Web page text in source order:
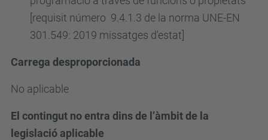
[requisit número 9.4.1.3 de la norma UNE-EN
301.549: 2019 missatges d'estat]
Carrega desproporcionada
No aplicable
El contingut no entra dins de l’àmbit de la
legislació aplicable